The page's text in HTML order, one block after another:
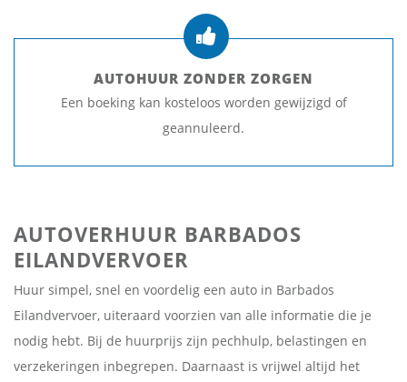
AUTOHUUR ZONDER ZORGEN
Een boeking kan kosteloos worden gewijzigd of
geannuleerd.
AUTOVERHUUR BARBADOS
EILANDVERVOER
Huur simpel, snel en voordelig een auto in Barbados
Eilandvervoer, uiteraard voorzien van alle informatie die je
nodig hebt. Bij de huurprijs zijn pechhulp, belastingen en
verzekeringen inbegrepen. Daarnaast is vrijwel altijd het